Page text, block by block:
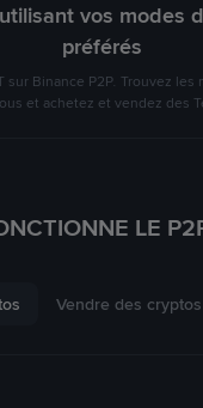
vos modes
préférés
sur Binance P2P. Trouvez
et achetez et vendez des
LE
Vendre des cryptos